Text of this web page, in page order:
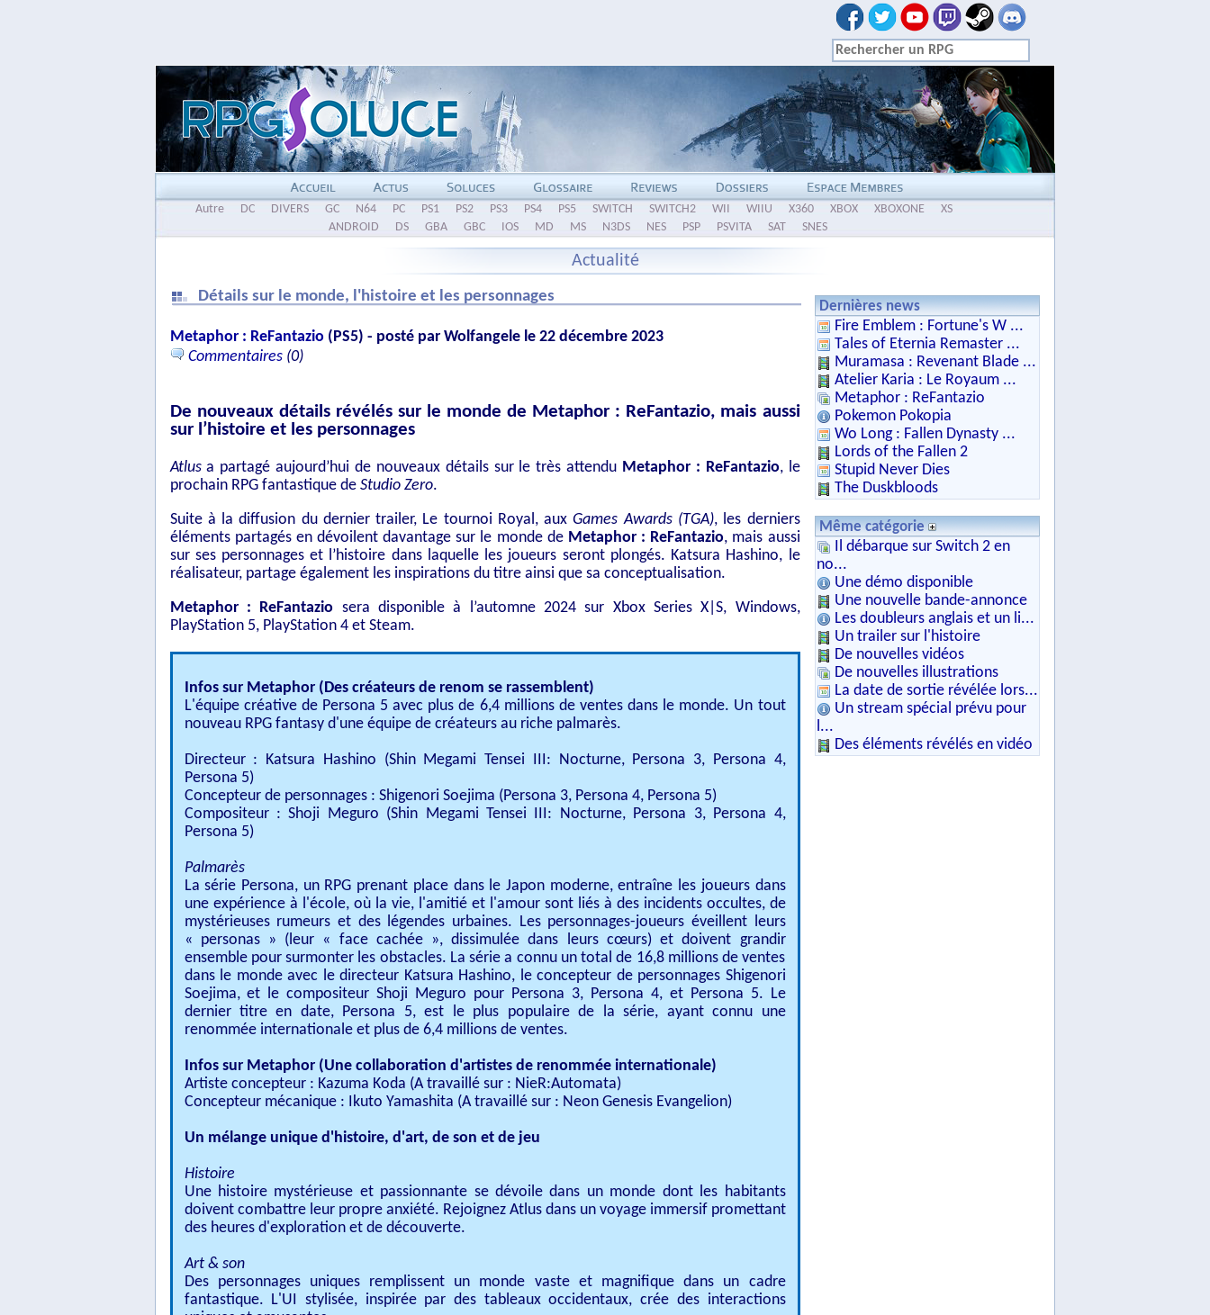
Autre DC DIVERS GC N64 PC PS1 PS2 PS3 PS4 PS5 SWITCH SWITCH2 WII WIIU X360 XBOX XBOXONE
XS
ANDROID
DS GBA GBC IOS MD MS N3DS NES PSP PSVITA SAT SNES
Actualité
Détails sur le monde, l'histoire et les personnages
Metaphor : ReFantazio(PS5) - posté par Wolfangele le 22 décembre 2023
Commentaires(0)
De nouveaux détails révélés sur le monde de Metaphor : ReFantazio, mais aussi
sur l’histoire et les personnages
Atlusa partagé aujourd’hui de nouveaux détails sur le très attendu Metaphor : ReFantazio, le
prochain RPG fantastique de Studio Zero.
Suite à la diffusion du dernier trailer, Le tournoi Royal, auxGames Awards (TGA), les derniers
éléments partagés en dévoilent davantage sur le monde de Metaphor : ReFantazio, mais aussi
sur ses personnages et l’histoire dans laquelle les joueurs seront plongés. Katsura Hashino, le
réalisateur, partage également les inspirations du titre ainsi que sa conceptualisation.
Metaphor : ReFantazio sera disponible à l’automne 2024 sur Xbox Series X|S, Windows,
PlayStation 5, PlayStation 4 et Steam.
Infos sur Metaphor (Des créateurs de renom se rassemblent)
L'équipe créative de Persona 5 avec plus de 6,4 millions de ventes dans le monde. Un tout
nouveau RPG fantasy d'une équipe de créateurs au riche palmarès.
Directeur : Katsura Hashino (Shin Megami Tensei III: Nocturne, Persona 3, Persona 4,
Persona 5)
Concepteur de personnages : Shigenori Soejima (Persona 3, Persona 4, Persona 5)
Compositeur : Shoji Meguro (Shin Megami Tensei III: Nocturne, Persona 3, Persona 4,
Persona 5)
Palmarès
La série Persona, un RPG prenant place dans le Japon moderne, entraîne les joueurs dans
une expérience à l'école, où la vie, l'amitié et l'amour sont liés à des incidents occultes, de
mystérieuses rumeurs et des légendes urbaines. Les personnages-joueurs éveillent leurs
« personas » (leur « face cachée », dissimulée dans leurs cœurs) et doivent grandir
ensemble pour surmonter les obstacles. La série a connu un total de 16,8 millions de ventes
dans le monde avec le directeur Katsura Hashino, le concepteur de personnages Shigenori
Soejima, et le compositeur Shoji Meguro pour Persona 3, Persona 4, et Persona 5. Le
dernier titre en date, Persona 5, est le plus populaire de la série, ayant connu une
renommée internationale et plus de 6,4 millions de ventes.
Infos sur Metaphor (Une collaboration d'artistes de renommée internationale)
Artiste concepteur : Kazuma Koda (A travaillé sur : NieR:Automata)
Concepteur mécanique : Ikuto Yamashita (A travaillé sur : Neon Genesis Evangelion)
Un mélange unique d'histoire, d'art, de son et de jeu
Histoire
Une histoire mystérieuse et passionnante se dévoile dans un monde dont les habitants
doivent combattre leur propre anxiété. Rejoignez Atlus dans un voyage immersif promettant
des heures d'exploration et de découverte.​
Art & son
Des personnages uniques remplissent un monde vaste et magnifique dans un cadre
fantastique. L'UI stylisée, inspirée par des tableaux occidentaux, crée des interactions
Dernières news
Fire Emblem : Fortune's W ...
Tales of Eternia Remaster ...
Muramasa : Revenant Blade ...
Atelier Karia : Le Royaum ...
Metaphor : ReFantazio
Pokemon Pokopia
Wo Long : Fallen Dynasty ...
Lords of the Fallen 2
Stupid Never Dies
The Duskbloods
Même catégorie
Il débarque sur Switch 2 en
no...
Une démo disponible
Une nouvelle bande-annonce
Les doubleurs anglais et un li...
Un trailer sur l'histoire
De nouvelles vidéos
De nouvelles illustrations
La date de sortie révélée lors...
Un stream spécial prévu pour
l...
Des éléments révélés en vidéo